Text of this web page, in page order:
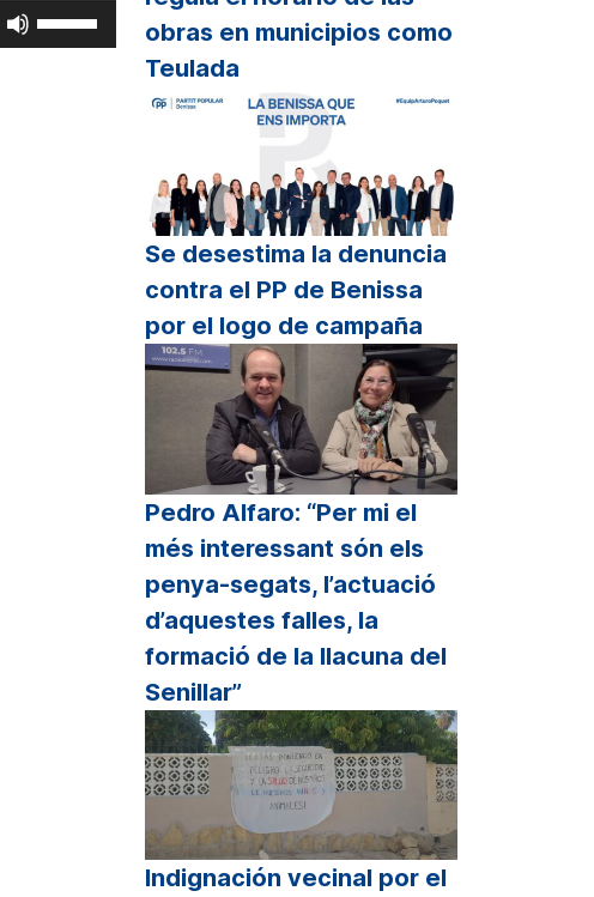
obras en municipios como
Teulada
Se desestima la denuncia
contra el PP de Benissa
por el logo de campaña
Pedro Alfaro: “Per mi el
més interessant són els
penya-segats, l’actuació
d’aquestes falles, la
formació de la llacuna del
Senillar”
Indignación vecinal por el